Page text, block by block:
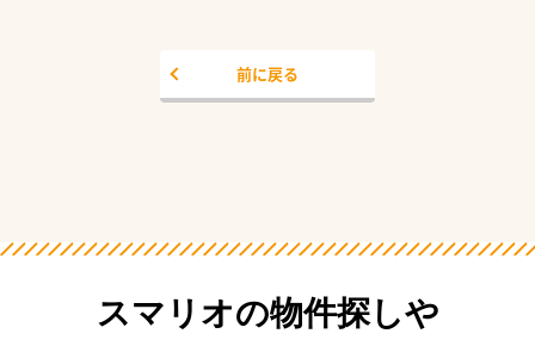
前に戻る
スマリオの物件探しや